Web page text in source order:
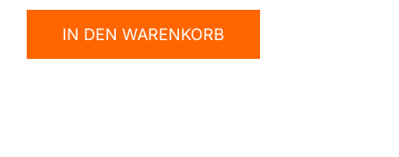
mm
IN DEN WARENKORB